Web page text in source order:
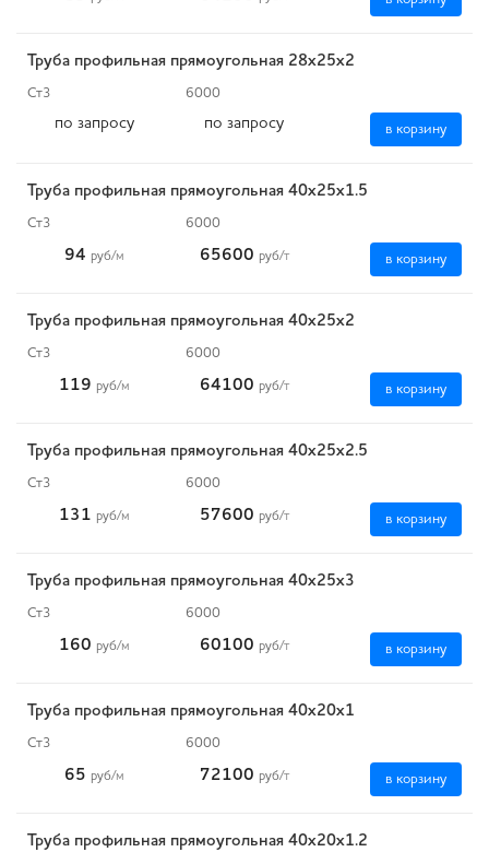
Труба профильная прямоугольная 28х25х2
Ст3 6000
по запросу по запросу в корзину
Труба профильная прямоугольная 40х25х1.5
Ст3 6000
94 руб/м 65600 руб/т в корзину
Труба профильная прямоугольная 40х25х2
Ст3 6000
119 руб/м 64100 руб/т в корзину
Труба профильная прямоугольная 40х25х2.5
Ст3 6000
131 руб/м 57600 руб/т в корзину
Труба профильная прямоугольная 40х25х3
Ст3 6000
160 руб/м 60100 руб/т в корзину
Труба профильная прямоугольная 40х20х1
Ст3 6000
65 руб/м 72100 руб/т в корзину
Труба профильная прямоугольная 40х20х1.2